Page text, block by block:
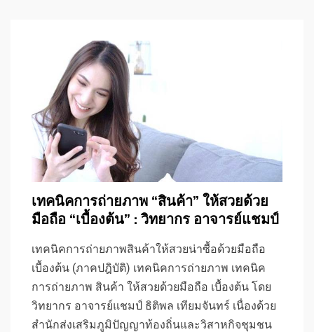
เทคนิคการถ่ายภาพ “สินค้า” ให้สวยด้วย
มือถือ “เบื้องต้น” : วิทยากร อาจารย์แชมป์
เทคนิคการถ่ายภาพสินค้าให้สวยน่าซื้อด้วยมือถือ
เบื้องต้น (ภาคปฎิบัติ) เทคนิคการถ่ายภาพ เทคนิค
การถ่ายภาพ สินค้า ให้สวยด้วยมือถือ เบื้องต้น โดย
วิทยากร อาจารย์แชมป์ ธิติพล เทียมจันทร์ เนื่องด้วย
สำนักส่งเสริมภูมิปัญญาท้องถิ่นและวิสาหกิจชุมชน